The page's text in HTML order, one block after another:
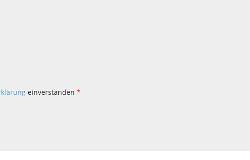
einverstanden *